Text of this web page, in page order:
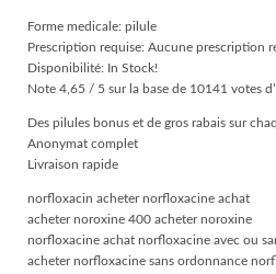
Forme medicale: pilule
Prescription requise: Aucune prescription
Disponibilité: In Stock!
Note 4,65 / 5 sur la base de 10141 votes
Des pilules bonus et de gros rabais sur
Anonymat complet
Livraison rapide
norfloxacin acheter norfloxacine achat
acheter noroxine 400 acheter noroxine
norfloxacine achat norfloxacine avec ou
acheter norfloxacine sans ordonnance